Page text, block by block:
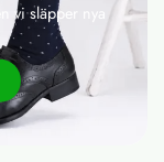
vi släpper nya